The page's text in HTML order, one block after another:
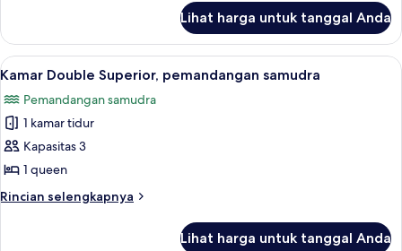
Kamar
Double
Premium,
kebun
Lihat harga untuk tanggal Anda
Lihat
semua
foto
untuk
Kamar
Double
Superior,
pemandangan
Kamar Double Superior,
10
Kamar Double Superior, pemandangan samudra
Pemandangan samudra
1 kamar tidur
Kapasitas 3
1 queen
Rincian selengkapnya
Rincian
Lihat harga untuk tanggal Anda